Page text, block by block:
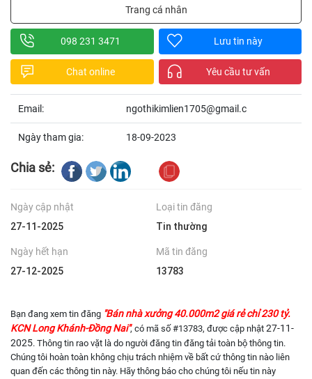
Trang cá nhân
098 231 3471 Lưu tin này
Chat online Yêu cầu tư vấn
Email: ngothikimlien1705@gmail.c
Ngày tham gia: 18-09-2023
Chia sẻ:
Ngày cập nhật
27-11-2025
Loại tin đăng
Tin thường
Ngày hết hạn
27-12-2025
Mã tin đăng
13783
Bạn đang xem tin đăng "Bán nhà xưởng 40.000m2 giá rẻ chỉ 230 tỷ.
KCN Long Khánh-Đồng Nai", có mã số #13783, được cập nhật 27-11-
2025. Thông tin rao vặt là do người đăng tin đăng tải toàn bộ thông tin.
Chúng tôi hoàn toàn không chịu trách nhiệm về bất cứ thông tin nào liên
quan đến các thông tin này. Hãy thông báo cho chúng tôi nếu tin này